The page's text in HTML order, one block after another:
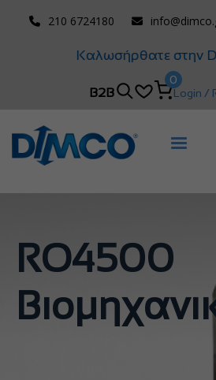
210 6724180
Καλωσήρθατε στην
B2B
0
Login /
RO4500